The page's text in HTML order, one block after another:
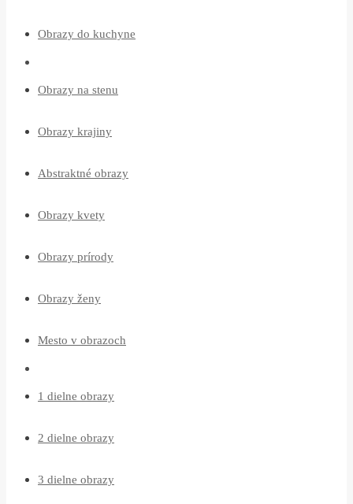
Obrazy do kuchyne
Obrazy na stenu
Obrazy krajiny
Abstraktné obrazy
Obrazy kvety
Obrazy prírody
Obrazy ženy
Mesto v obrazoch
1 dielne obrazy
2 dielne obrazy
3 dielne obrazy